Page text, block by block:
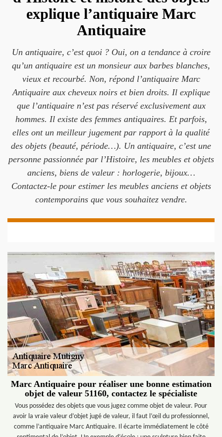
explique l’antiquaire Marc
Antiquaire
Un antiquaire, c’est quoi ? Oui, on a tendance à croire
qu’un antiquaire est un monsieur aux barbes blanches,
vieux et recourbé. Non, répond l’antiquaire Marc
Antiquaire aux cheveux noirs et bien droits. Il explique
que l’antiquaire n’est pas réservé exclusivement aux
hommes. Il existe des femmes antiquaires. Et parfois,
elles ont un meilleur jugement par rapport à la qualité
des objets (beauté, période…). Un antiquaire, c’est une
personne passionnée par l’Histoire, les meubles et objets
anciens, biens de valeur : horlogerie, bijoux…
Contactez-le pour estimer les meubles anciens et objets
contemporains que vous souhaitez vendre.
Marc Antiquaire pour réaliser une bonne estimation
objet de valeur 51160, contactez le spécialiste
Vous possédez des objets que vous jugez comme objet de valeur. Pour
avoir la vraie valeur d’objet jugé de valeur, il faut l’œil du professionnel,
comme l’antiquaire Marc Antiquaire. Il écarte immédiatement le côté